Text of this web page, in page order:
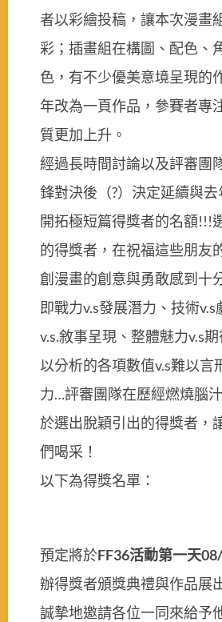
者以彩繪投稿，讓本次漫畫
彩；插畫組在構圖、配色、
色，有不少優美意境呈現的
年改為一頁作品，參賽者專
質更加上升。
經過長時間討論以及評審團
鋒對決後（?）決定延續與
開拓極短篇得獎者的名額!!!
的得獎者，在祝福這些朋友
創漫畫的創意與勇敢感到十
即戰力v.s發展潛力、技術
v.s.敘事呈現、整體魅力v.s
以分析的各項數值v.s難以言
力…評審團隊在歷經燃燒腦
於選出脫穎引出的得獎者，
們喝采！
以下為得獎名單：
預定將於FF36活動第一天
辦得獎者頒獎典禮與作品展
誠摯地邀請各位一同來給予